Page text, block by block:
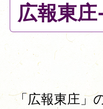
広報東
「広報東庄」